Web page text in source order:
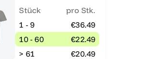
Stück
pro Stk.
1 - 9
€36.49
10 - 60
€22.49
> 61
€20.49